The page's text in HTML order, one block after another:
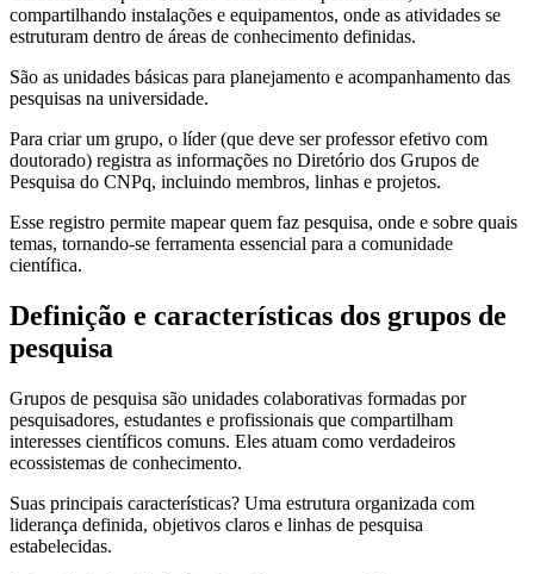
compartilhando instalações e equipamentos, onde as atividades se
estruturam dentro de áreas de conhecimento definidas.
São as unidades básicas para planejamento e acompanhamento das
pesquisas na universidade.
Para criar um grupo, o líder (que deve ser professor efetivo com
doutorado) registra as informações no Diretório dos Grupos de
Pesquisa do CNPq, incluindo membros, linhas e projetos.
Esse registro permite mapear quem faz pesquisa, onde e sobre quais
temas, tornando-se ferramenta essencial para a comunidade
científica.
Definição e características dos grupos de
pesquisa
Grupos de pesquisa são unidades colaborativas formadas por
pesquisadores, estudantes e profissionais que compartilham
interesses científicos comuns. Eles atuam como verdadeiros
ecossistemas de conhecimento.
Suas principais características? Uma estrutura organizada com
liderança definida, objetivos claros e linhas de pesquisa
estabelecidas.